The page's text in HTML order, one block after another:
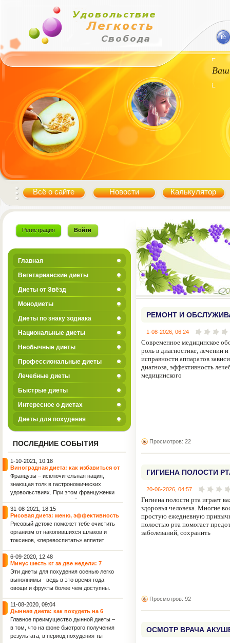
Ваш
Всё о сайте Новости Калькулятор
Регистрация Войти
Главная
Вегетарианские диеты
Диеты от Звёзд
Монодиеты
Диеты по знаку зодиака
Национальные диеты
Необычные диеты
Профессиональные диеты
Лечебные диеты
Быстрые диеты
Интересное о диетах
Диеты для похудения
ПОСЛЕДНИЕ СОБЫТИЯ
1-10-2021, 10:18
Виноградная диета: как избавиться от
2 кг лишнего веса всего за 4 дня
Французы – исключительная нация,
знающая толк в гастрономических
удовольствиях. При этом француженки
считаются самыми стройными
женщинами в мире. Поэтому не
удивляет, что именно во Франции
придумали диету для похудения,
включающую такое изысканное и
весьма калорийное лакомство, как
виноград.
31-08-2021, 18:15
Рисовая диета: меню, эффективность
и польза для женского здоровья
Рисовый детокс поможет тебе очистить
организм от накопившихся шлаков и
токсинов, «перевоспитать» аппетит
уйдет), а также обрести фигуру своей
мечты! Данная рисовая диета
рассчитана на 36 дней: 4 этапа по 9
дней каждый.
6-09-2020, 12:48
Минус шесть кг за две недели: 7
эффективных диет осени для фигуры
и укрепления иммунитета
Эти диеты для похудения осенью легко
выполнимы - ведь в это время года
овощи и фрукты более чем доступны.
11-08-2020, 09:04
Дынная диета: как похудеть на 6
килограммов за 7 дней
Главное преимущество дынной диеты –
в том, что на фоне быстрого получения
результата, в период похудения ты
РЕМОНТ И
ОБОРУДОВАНИЯ
1-08-2026, 06:24
Современное медицинское
роль в диагностике, лечении
исправности аппаратов
диагноза, эффективность
медицинского
Просмотров: 22
ГИГИЕНА ПОЛОСТИ
20-06-2026, 04:57
Гигиена полости рта играет
здоровья человека. Многие
простую ежедневную
полостью рта помогает
заболеваний, сохранить
Просмотров: 92
ОСМОТР ВРАЧА